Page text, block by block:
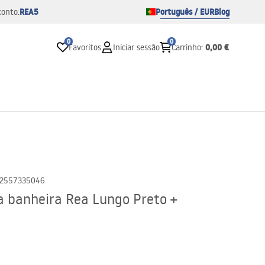
REA5 Português / EURBlog
0
Favoritos Iniciar sessão
0
Carrinho: 0,00 €
Rea Lungo Preto +